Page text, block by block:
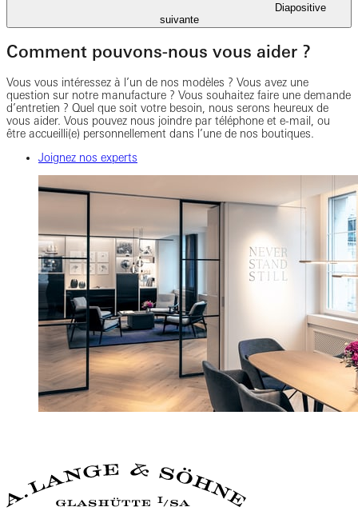
Diapositive
suivante
Comment pouvons-nous vous aider ?
Vous vous intéressez à l’un de nos modèles ? Vous avez une
question sur notre manufacture ? Vous souhaitez faire une demande
d’entretien ? Quel que soit votre besoin, nous serons heureux de
vous aider. Vous pouvez nous joindre par téléphone et e-mail, ou
être accueilli(e) personnellement dans l’une de nos boutiques.
Joignez nos experts